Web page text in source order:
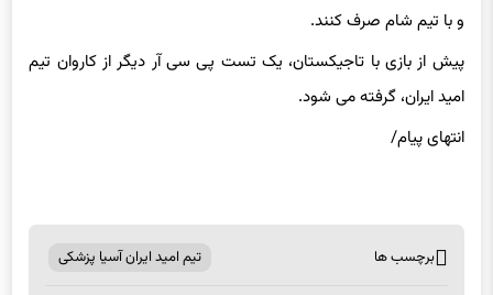
و با تیم شام صرف کنند.
پیش از بازی با تاجیکستان، یک تست پی سی آر دیگر از کاروان تیم
امید ایران، گرفته می شود.
انتهای پیام/
برچسب ها تیم امید ایران آسیا پزشکی